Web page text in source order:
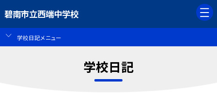
碧南市立西端中学校
学校日記メニュー
学校日記